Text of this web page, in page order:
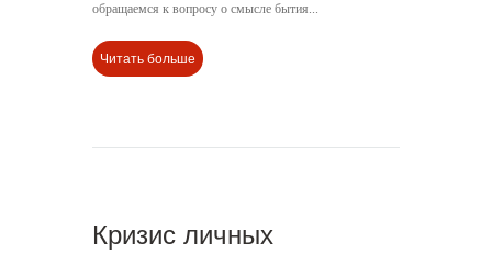
обращаемся к вопросу о смысле бытия...
Читать больше
Кризис личных